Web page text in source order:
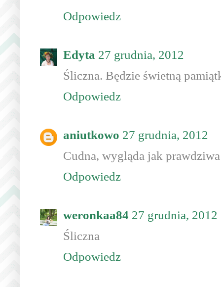
Odpowiedz
Edyta 27 grudnia, 2012
Śliczna. Będzie świetną
Odpowiedz
aniutkowo 27 grudnia, 2012
Cudna, wygląda jak
Odpowiedz
weronkaa84 27 grudnia, 2012
Śliczna
Odpowiedz